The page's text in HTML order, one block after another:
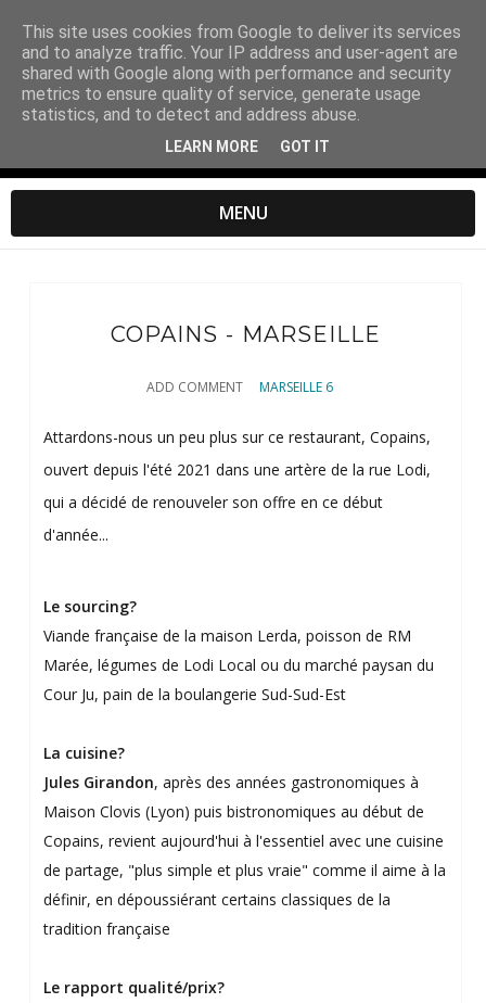
MENU
COPAINS - MARSEILLE
ADD COMMENT MARSEILLE 6
Attardons-nous un peu plus sur ce restaurant, Copains,
ouvert depuis l'été 2021 dans une artère de la rue Lodi,
qui a décidé de renouveler son offre en ce début
d'année...
Le sourcing?
Viande française de la maison Lerda, poisson de RM
Marée, légumes de Lodi Local ou du marché paysan du
Cour Ju, pain de la boulangerie Sud-Sud-Est
La cuisine?
Jules Girandon, après des années gastronomiques à
Maison Clovis (Lyon) puis bistronomiques au début de
Copains, revient aujourd'hui à l'essentiel avec une cuisine
de partage, "plus simple et plus vraie" comme il aime à la
définir, en dépoussiérant certains classiques de la
tradition française
Le rapport qualité/prix?
This site uses cookies from Google to deliver its services
and to analyze traffic. Your IP address and user-agent are
shared with Google along with performance and security
metrics to ensure quality of service, generate usage
statistics, and to detect and address abuse.
LEARN MORE GOT IT